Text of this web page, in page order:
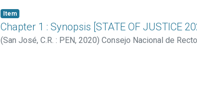
Item
Chapter 1 : Synopsis [STATE OF JUSTICE
(San José, C.R. : PEN, 2020) Consejo Nacional de